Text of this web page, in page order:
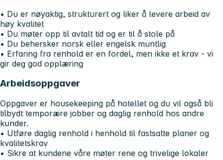
• Du er nøyaktig, strukturert og liker å levere arbeid av
høy kvalitet
• Du møter opp til avtalt tid og er til å stole på
• Du behersker norsk eller engelsk muntlig
• Erfaring fra renhold er en fordel, men ikke et krav - vi
gir deg god opplæring
Arbeidsoppgaver
Oppgaver er housekeeping på hotellet og du vil også bli
tilbydt temporære jobber og daglig renhold hos andre
kunder.
• Utføre daglig renhold i henhold til fastsatte planer og
kvalitetskrav
• Sikre at kundene våre møter rene og trivelige lokaler